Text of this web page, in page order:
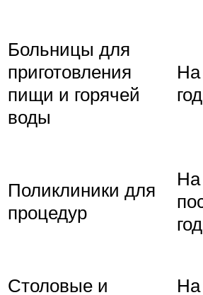
Больницы для
приготовления
пищи и горячей
воды
На
год
Поликлиники для
процедур
год
Столовые и